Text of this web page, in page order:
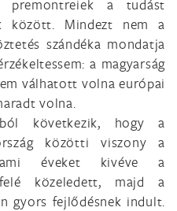
premontreiek a tudást
között. Mindezt nem a
szándéka mondatja
a magyarság
válhatott volna európai
volna.
következik, hogy a
közötti viszony a
éveket kivéve a
közeledett, majd a
gyors fejlődésnek indult.